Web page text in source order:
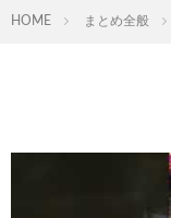
HOME まとめ全般